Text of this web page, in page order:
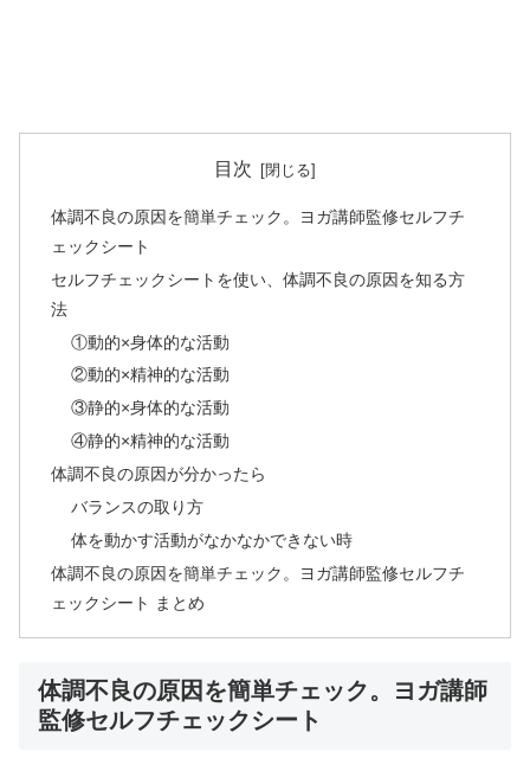
目次
体調不良の原因を簡単チェック。ヨガ講師監修セルフチ
ェックシート
セルフチェックシートを使い、体調不良の原因を知る方
法
①動的×身体的な活動
②動的×精神的な活動
③静的×身体的な活動
④静的×精神的な活動
体調不良の原因が分かったら
バランスの取り方
体を動かす活動がなかなかできない時
体調不良の原因を簡単チェック。ヨガ講師監修セルフチ
ェックシート まとめ
体調不良の原因を簡単チェック。ヨガ講師
監修セルフチェックシート